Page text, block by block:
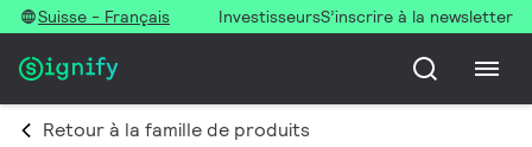
Suisse - Français InvestisseursS’inscrire à la newsletter
Retour à la famille de produits